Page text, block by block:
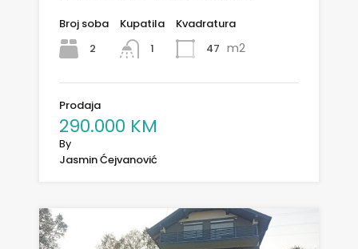
Broj soba
2
Kupatila
1
Kvadratura
47 m2
Prodaja
290.000 KM
By
Jasmin Ćejvanović